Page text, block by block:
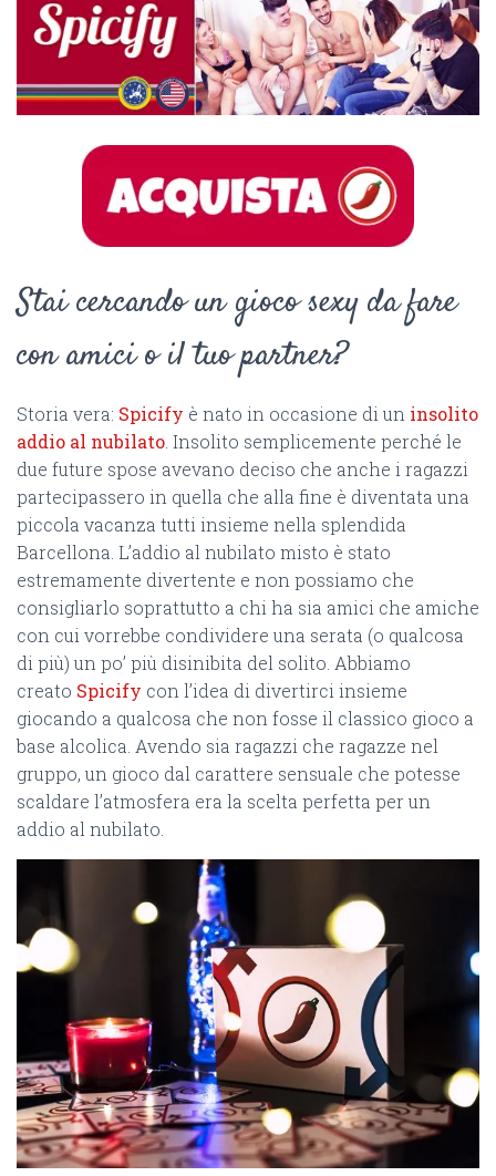
Stai cercando un gioco sexy da fare
con amici o il tuo partner?
Storia vera: Spicify è nato in occasione di un insolito
addio al nubilato . Insolito semplicemente perché le
due future spose avevano deciso che anche i ragazzi
partecipassero in quella che alla fine è diventata una
piccola vacanza tutti insieme nella splendida
Barcellona. L’addio al nubilato misto è stato
estremamente divertente e non possiamo che
consigliarlo soprattutto a chi ha sia amici che amiche
con cui vorrebbe condividere una serata (o qualcosa
di più) un po’ più disinibita del solito. Abbiamo
creato Spicify con l’idea di divertirci insieme
giocando a qualcosa che non fosse il classico gioco a
base alcolica. Avendo sia ragazzi che ragazze nel
gruppo, un gioco dal carattere sensuale che potesse
scaldare l’atmosfera era la scelta perfetta per un
addio al nubilato.